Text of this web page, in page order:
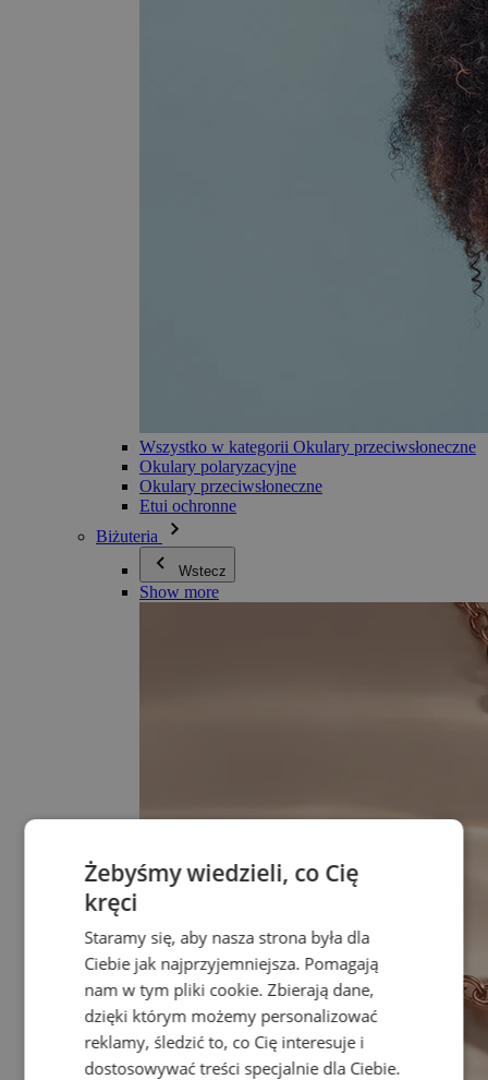
Wszystko w kategorii Okulary przeciwsłoneczne
Okulary polaryzacyjne
Okulary przeciwsłoneczne
Etui ochronne
Biżuteria
Wstecz
Show more
Żebyśmy wiedzieli, co Cię
kręci
Staramy się, aby nasza strona była dla
Ciebie jak najprzyjemniejsza. Pomagają
nam w tym pliki cookie. Zbierają dane,
dzięki którym możemy personalizować
reklamy, śledzić to, co Cię interesuje i
dostosowywać treści specjalnie dla Ciebie.